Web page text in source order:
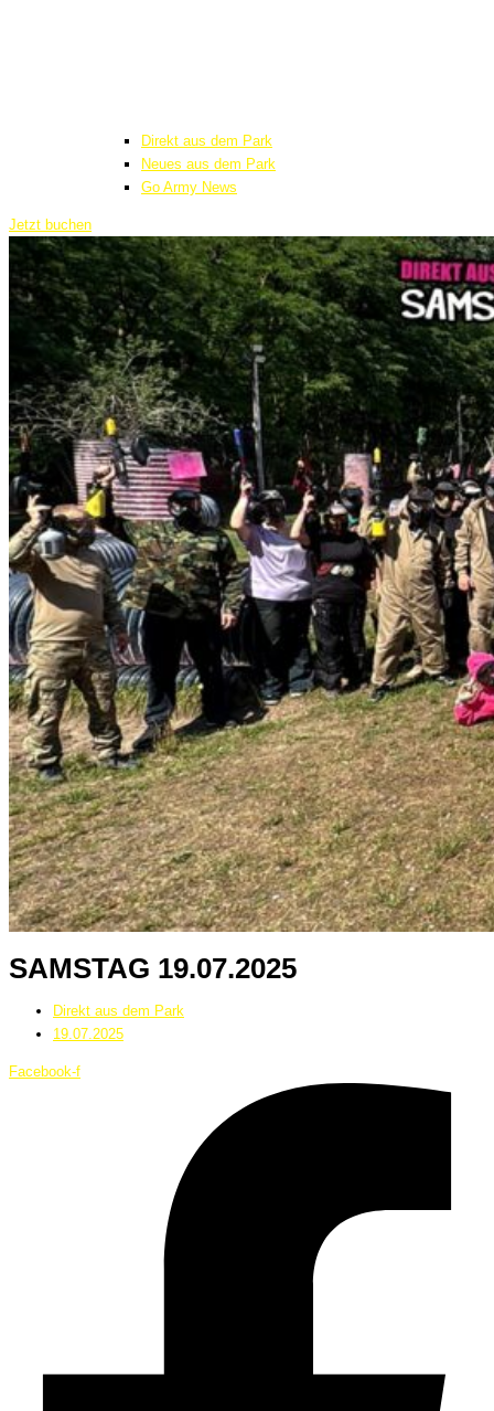
Direkt aus dem Park
Neues aus dem Park
Go Army News
Jetzt buchen
SAMSTAG 19.07.2025
Direkt aus dem Park
19.07.2025
Facebook-f